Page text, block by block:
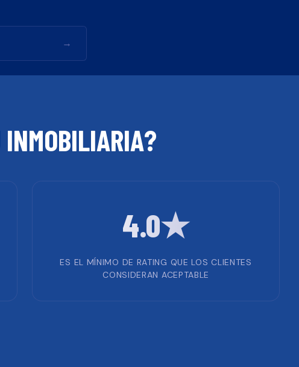
→
INMOBILIARIA?
4.0★
ES EL MÍNIMO DE RATING QUE LOS CLIENTES
CONSIDERAN ACEPTABLE